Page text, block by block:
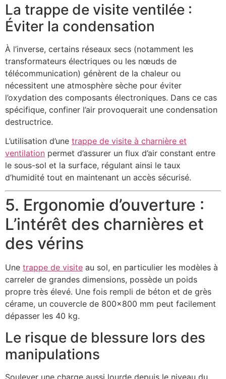
La trappe de visite ventilée :
Éviter la condensation
À l’inverse, certains réseaux secs (notamment les
transformateurs électriques ou les nœuds de
télécommunication) génèrent de la chaleur ou
nécessitent une atmosphère sèche pour éviter
l’oxydation des composants électroniques. Dans ce cas
spécifique, confiner l’air provoquerait une condensation
destructrice.
L’utilisation d’une trappe de visite à charnière et
ventilation permet d’assurer un flux d’air constant entre
le sous-sol et la surface, régulant ainsi le taux
d’humidité tout en maintenant un accès sécurisé.
5. Ergonomie d’ouverture :
L’intérêt des charnières et
des vérins
Une trappe de visite au sol, en particulier les modèles à
carreler de grandes dimensions, possède un poids
propre très élevé. Une fois rempli de béton et de grès
cérame, un couvercle de 800×800 mm peut facilement
dépasser les 40 kg.
Le risque de blessure lors des
manipulations
Soulever une charge aussi lourde depuis le niveau du